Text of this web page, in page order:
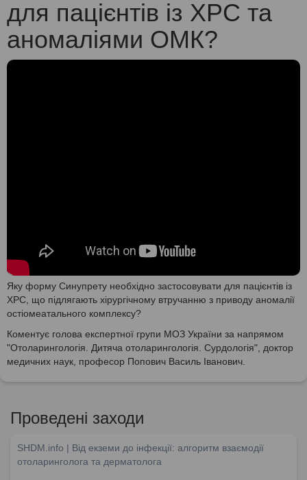
для пацієнтів із ХРС та
аномаліями ОМК?
Яку форму Синупрету необхідно застосовувати для пацієнтів із
ХРС, що підлягають хірургічному втручанню з приводу аномалії
остіомеатального комплексу?
Коментує голова експертної групи МОЗ України за напрямом
"Отоларингологія. Дитяча отоларингологія. Сурдологія", доктор
медичних наук, професор Попович Василь Іванович.
Проведені заходи
SHDM.info | Від екземи до інфекції: алгоритм взаємодії
отоларинголога та дерматолога